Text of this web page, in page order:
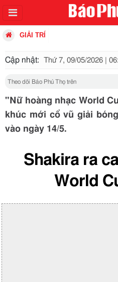
GIẢI TRÍ
Cập nhật: Thứ 7, 09/05/2026 |
Theo dõi Báo Phú Thọ trên
"Nữ hoàng nhạc World
khúc mới cổ vũ giải
vào ngày 14/5.
Shakira ra
World